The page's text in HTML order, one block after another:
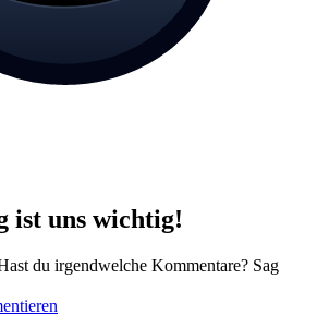
ist uns wichtig!
du irgendwelche Kommentare? Sag